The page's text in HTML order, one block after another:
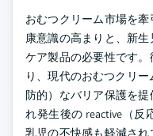
おむつクリーム市場を
康意識の高まりと、新
ケア製品の必要性です
り、現代のおむつクリ
防的）なバリア保護を
れ発生後の reactive（反
乳児の不快感も軽減さ